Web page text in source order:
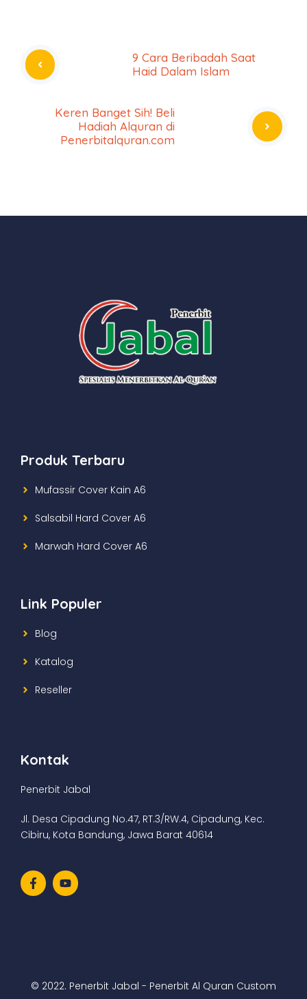
9 Cara Beribadah Saat
Haid Dalam Islam
Keren Banget Sih! Beli
Hadiah Alquran di
Penerbitalquran.com
Produk Terbaru
Mufassir Cover Kain A6
Salsabil Hard Cover A6
Marwah Hard Cover A6
Link Populer
Blog
Katalog
Reseller
Kontak
Penerbit Jabal
Jl. Desa Cipadung No.47, RT.3/RW.4, Cipadung, Kec.
Cibiru, Kota Bandung, Jawa Barat 40614
© 2022. Penerbit Jabal - Penerbit Al Quran Custom